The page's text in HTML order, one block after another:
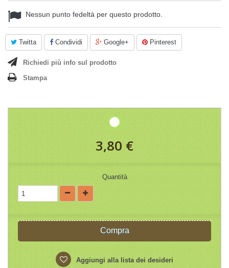
Nessun punto fedeltà per questo prodotto.
Twitta Condividi Google+ Pinterest
Richiedi più info sul prodotto
Stampa
3,80 €
Quantità
Compra
Aggiungi alla lista dei desideri